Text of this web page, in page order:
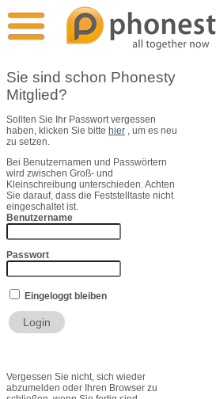
Sie sind schon Phonesty
Mitglied?
Sollten Sie Ihr Passwort vergessen
haben, klicken Sie bitte hier
, um es neu
zu setzen.
Bei Benutzernamen und Passwörtern
wird zwischen Groß- und
Kleinschreibung unterschieden. Achten
Sie darauf, dass die Feststelltaste nicht
eingeschaltet ist.
Benutzername
Passwort
Eingeloggt bleiben
Vergessen Sie nicht, sich wieder
abzumelden oder Ihren Browser zu
Vergleich
Phonesty Free
Phonesty Premium
Phonesty Professional
Pressekontakt
Bildmaterial
Über Uns